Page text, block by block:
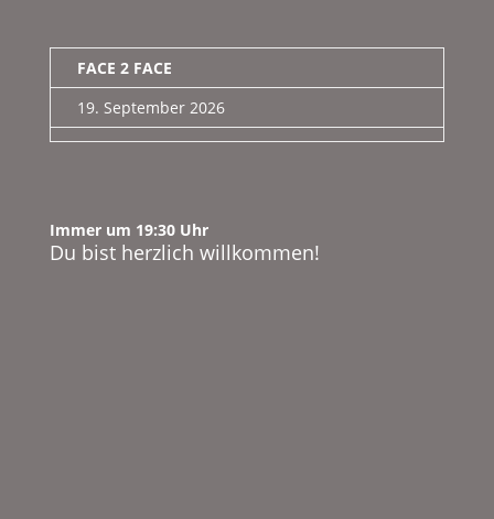
FACE 2 FACE
19. September 2026
Immer um 19:30 Uhr
Du bist herzlich willkommen!